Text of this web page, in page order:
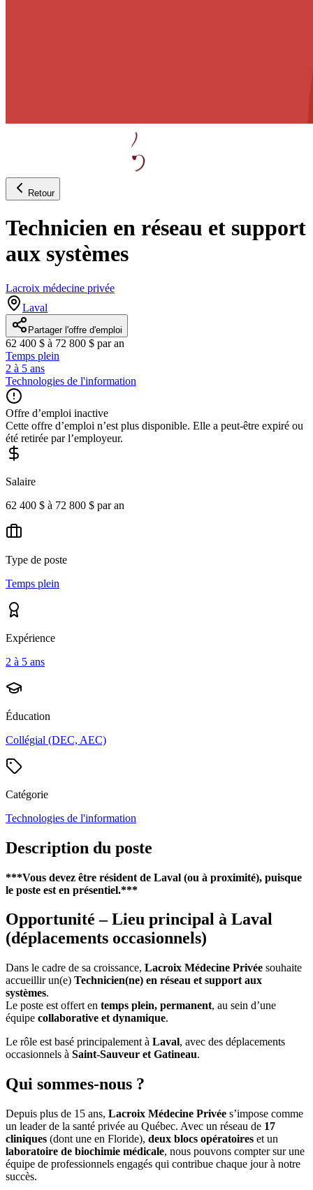
Retour
Technicien en réseau et support
aux systèmes
Lacroix médecine privée
Laval
Partager l'offre d'emploi
62 400 $ à 72 800 $ par an
Temps plein
2 à 5 ans
Technologies de l'information
Offre d’emploi inactive
Cette offre d’emploi n’est plus disponible. Elle a peut-être expiré ou
été retirée par l’employeur.
Salaire
62 400 $ à 72 800 $ par an
Type de poste
Temps plein
Expérience
2 à 5 ans
Éducation
Collégial (DEC, AEC)
Catégorie
Technologies de l'information
Description du poste
***Vous devez être résident de Laval (ou à proximité), puisque
le poste est en présentiel.***
Opportunité – Lieu principal à Laval
(déplacements occasionnels)
Dans le cadre de sa croissance, Lacroix Médecine Privée souhaite
accueillir un(e) Technicien(ne) en réseau et support aux
systèmes.
Le poste est offert en temps plein, permanent, au sein d’une
équipe collaborative et dynamique.
Le rôle est basé principalement à Laval, avec des déplacements
occasionnels à Saint-Sauveur et Gatineau.
Qui sommes-nous ?
Depuis plus de 15 ans, Lacroix Médecine Privée s’impose comme
un leader de la santé privée au Québec. Avec un réseau de 17
cliniques (dont une en Floride), deux blocs opératoires et un
laboratoire de biochimie médicale, nous pouvons compter sur une
équipe de professionnels engagés qui contribue chaque jour à notre
succès.